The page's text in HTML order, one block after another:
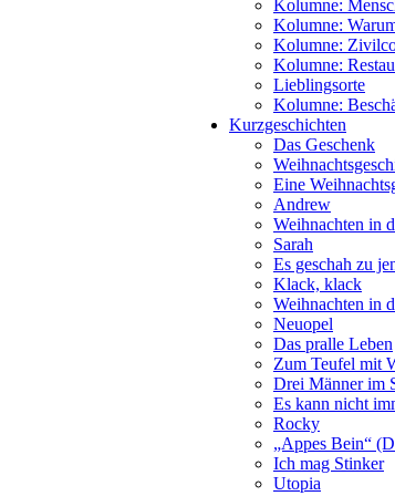
Kolumne:
Kolumne:
Kolumne:
Kolumne:
Lieblingsorte
Kolumne:
Kurzgeschichten
Das Geschenk
Eine
Andrew
Weihnachten in
Sarah
Es geschah zu
Klack, klack
Weihnachten in
Neuopel
Das pralle Leben
Zum Teufel mit
Drei Männer im
Es kann nicht
Rocky
„Appes Bein“
Ich mag Stinker
Utopia